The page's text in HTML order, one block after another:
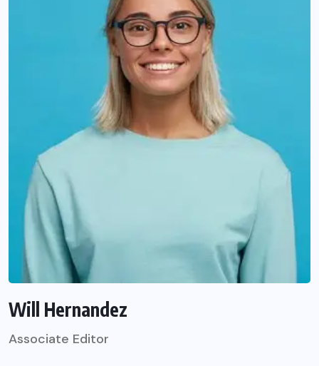
Will Hernandez
Associate Editor